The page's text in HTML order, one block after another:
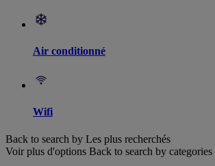
Air conditionné
Wifi
Back to search by Les plus recherchés
Voir plus d'options Back to search by categories